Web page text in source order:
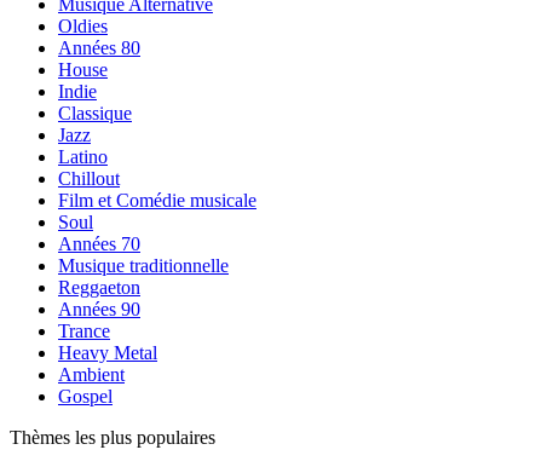
Musique Alternative
Oldies
Années 80
House
Indie
Classique
Jazz
Latino
Chillout
Film et Comédie musicale
Soul
Années 70
Musique traditionnelle
Reggaeton
Années 90
Trance
Heavy Metal
Ambient
Gospel
Thèmes les plus populaires